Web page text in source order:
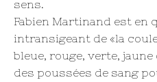
sens.
Fabien Martinand est en
intransigeant de «la
bleue, rouge, verte,
des poussées de sang